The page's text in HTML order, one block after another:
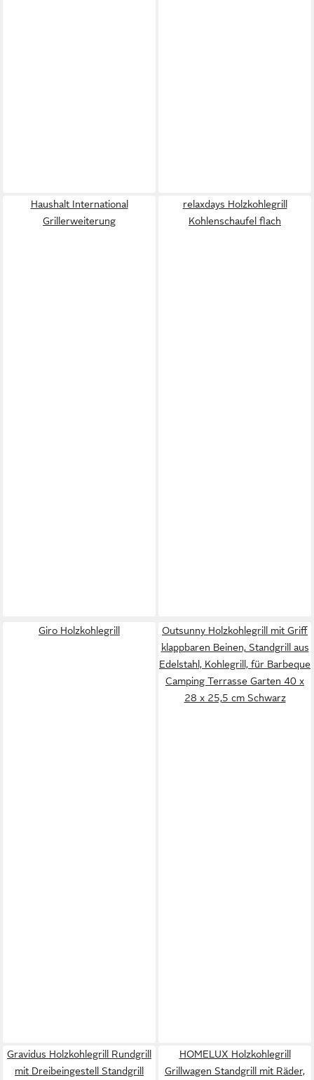
Haushalt International
Grillerweiterung
relaxdays Holzkohlegrill
Kohlenschaufel flach
Giro Holzkohlegrill
Outsunny Holzkohlegrill mit Griff
klappbaren Beinen, Standgrill aus
Edelstahl, Kohlegrill, für Barbeque
Camping Terrasse Garten 40 x
28 x 25,5 cm Schwarz
Gravidus Holzkohlegrill Rundgrill
mit Dreibeingestell Standgrill
HOMELUX Holzkohlegrill
Grillwagen Standgrill mit Räder,